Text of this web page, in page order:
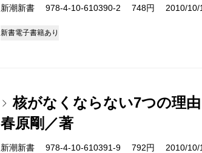
新潮新書 978-4-10-610390-2 748円 2010/10/
新書電子書籍あり
核がなくならない7つの理由
春原剛／著
新潮新書 978-4-10-610391-9 792円 2010/10/